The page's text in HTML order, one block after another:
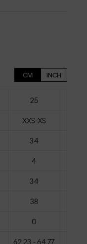
CM INCH
25
XXS-XS
34
4
34
38
0
62.23 - 64.77